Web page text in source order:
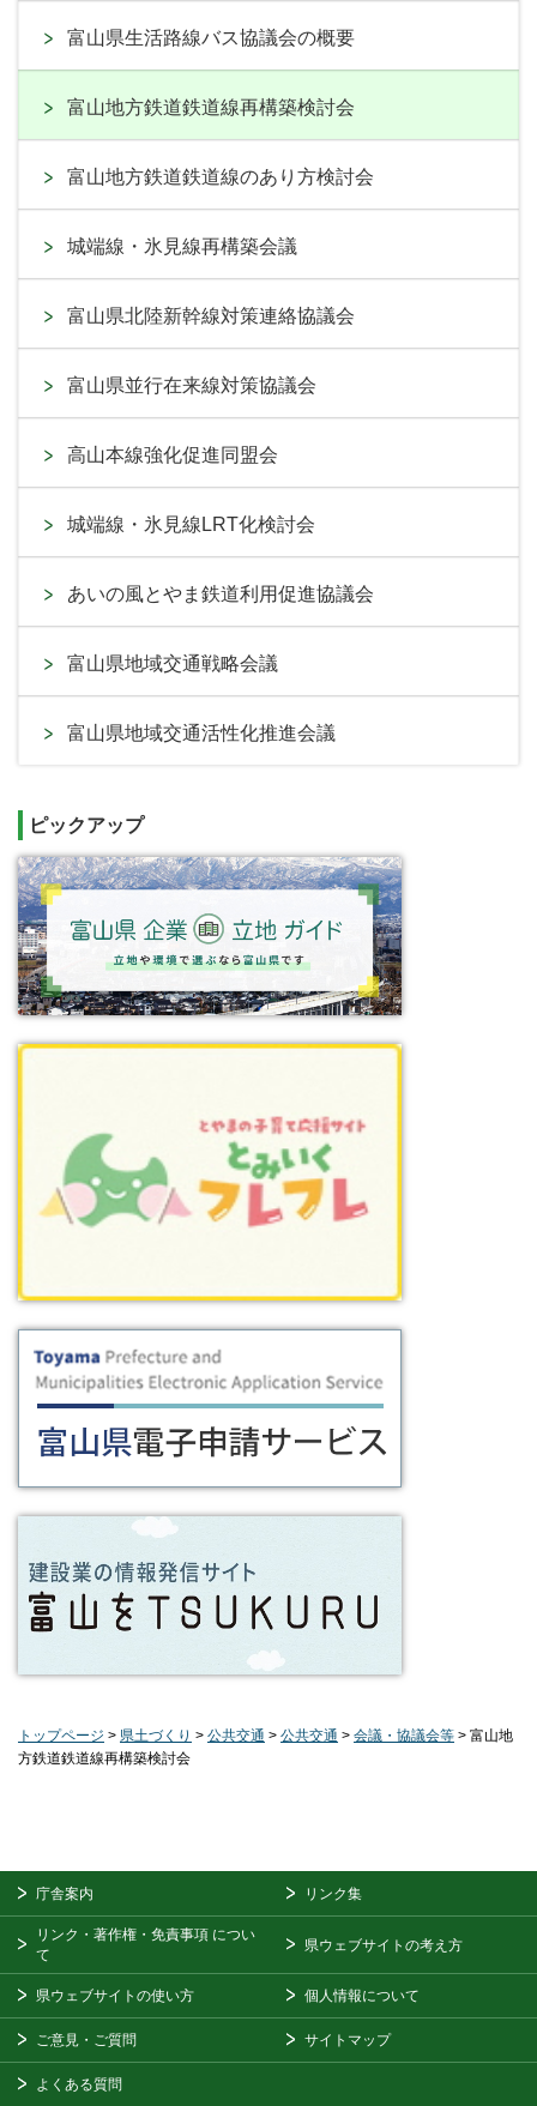
富山県生活路線バス協議会の概要
富山地方鉄道鉄道線再構築検討会
富山地方鉄道鉄道線のあり方検討会
城端線・氷見線再構築会議
富山県北陸新幹線対策連絡協議会
富山県並行在来線対策協議会
高山本線強化促進同盟会
城端線・氷見線LRT化検討会
あいの風とやま鉄道利用促進協議会
富山県地域交通戦略会議
富山県地域交通活性化推進会議
ピックアップ
トップページ > 県土づくり > 公共交通 > 公共交通 > 会議・協議会等 > 富山地
方鉄道鉄道線再構築検討会
庁舎案内 リンク集
リンク・著作権・免責事項 につい
て
県ウェブサイトの考え方
県ウェブサイトの使い方 個人情報について
ご意見・ご質問 サイトマップ
よくある質問